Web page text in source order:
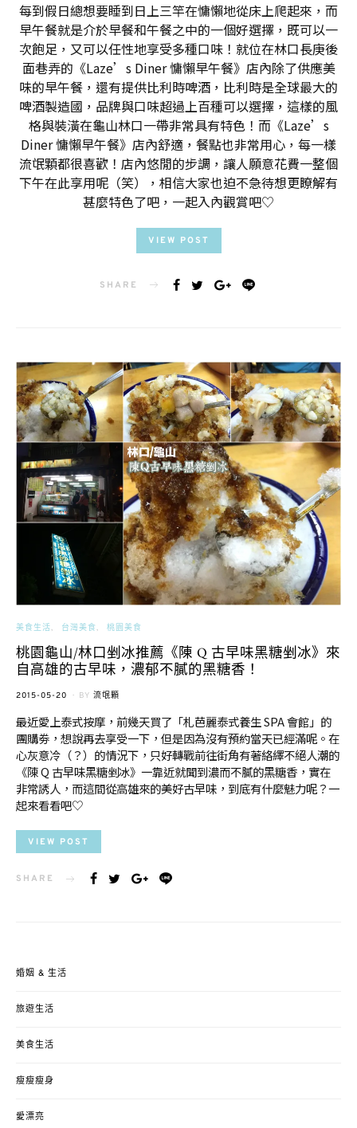
每到假日總想要睡到日上三竿在慵懶地從床上爬起來，而
早午餐就是介於早餐和午餐之中的一個好選擇，既可以一
次飽足，又可以任性地享受多種口味！就位在林口長庚後
面巷弄的《Laze’s Diner 慵懶早午餐》店內除了供應美
味的早午餐，還有提供比利時啤酒，比利時是全球最大的
啤酒製造國，品牌與口味超過上百種可以選擇，這樣的風
格與裝潢在龜山林口一帶非常具有特色！而《Laze’s
Diner 慵懶早午餐》店內舒適，餐點也非常用心，每一樣
流氓顆都很喜歡！店內悠閒的步調，讓人願意花費一整個
下午在此享用呢（笑），相信大家也迫不急待想更瞭解有
甚麼特色了吧，一起入內觀賞吧♡
VIEW POST
SHARE
美食生活 台灣美食 桃園美食
桃園龜山/林口剉冰推薦《陳 Q 古早味黑糖剉冰》來
自高雄的古早味，濃郁不膩的黑糖香！
POSTED
2015-05-20 BY 流氓顆
最近愛上泰式按摩，前幾天買了「札芭麗泰式養生 SPA 會館」的
團購劵，想說再去享受一下，但是因為沒有預約當天已經滿呢。在
心灰意冷（？）的情況下，只好轉戰前往街角有著絡繹不絕人潮的
《陳 Q 古早味黑糖剉冰》一靠近就聞到濃而不膩的黑糖香，實在
非常誘人，而這間從高雄來的美好古早味，到底有什麼魅力呢？一
起來看看吧♡
VIEW POST
SHARE
婚姻 & 生活
旅遊生活
美食生活
瘦瘦瘦身
愛漂亮